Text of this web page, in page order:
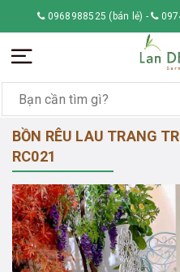
0968988525 (bán lẻ) -
BỒN RÊU LAU TRANG
RC021